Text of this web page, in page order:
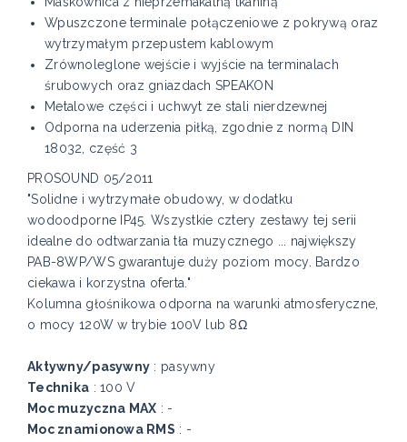
Wpuszczone terminale połączeniowe z pokrywą oraz
wytrzymałym przepustem kablowym
Zrównoleglone wejście i wyjście na terminalach
śrubowych oraz gniazdach SPEAKON
Metalowe części i uchwyt ze stali nierdzewnej
Odporna na uderzenia piłką, zgodnie z normą DIN
18032, część 3
PROSOUND 05/2011
"Solidne i wytrzymałe obudowy, w dodatku
wodoodporne IP45. Wszystkie cztery zestawy tej serii
idealne do odtwarzania tła muzycznego ... największy
PAB-8WP/WS gwarantuje duży poziom mocy. Bardzo
ciekawa i korzystna oferta."
Kolumna głośnikowa odporna na warunki atmosferyczne,
o mocy 120W w trybie 100V lub 8Ω
Aktywny/pasywny : pasywny
Technika : 100 V
Moc muzyczna MAX : -
Moc znamionowa RMS : -